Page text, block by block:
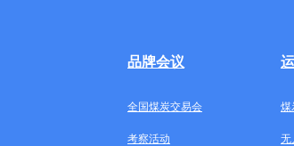
品牌会议
全国煤炭交易会 煤
考察活动 无